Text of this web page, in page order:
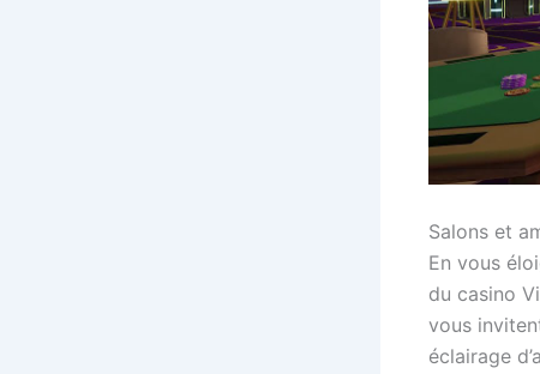
Salons et
En vous
du casino
vous
éclairage